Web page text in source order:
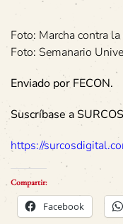
Foto: Marcha contra
Foto: Semanario
Enviado por FECON.
Suscríbase a
https://
Compartir:
Facebook